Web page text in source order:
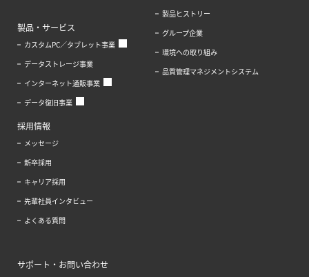
製品・サービス
カスタムPC／タブレット事業
データストレージ事業
インターネット通販事業
データ復旧事業
製品ヒストリー
グループ企業
環境への取り組み
品質管理マネジメントシステム
採用情報
メッセージ
新卒採用
キャリア採用
先輩社員インタビュー
よくある質問
サポート・お問い合わせ